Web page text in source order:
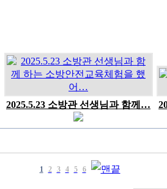
2025.5.23 소방관 선생님과 함께…
1 2 3 4 5 6